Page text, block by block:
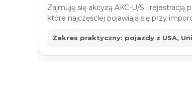
Zajmuję się akcyzą AKC-U/S i
które najczęściej pojawiają się przy
Zakres praktyczny: pojazdy z USA,